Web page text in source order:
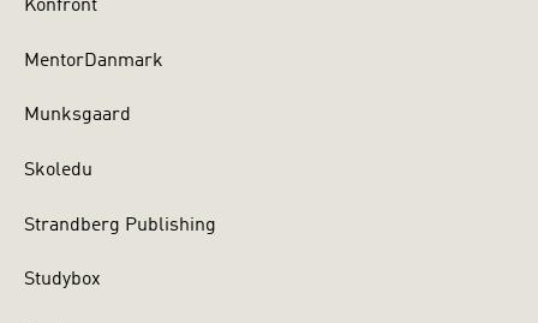
Konfront
MentorDanmark
Munksgaard
Skoledu
Strandberg Publishing
Studybox